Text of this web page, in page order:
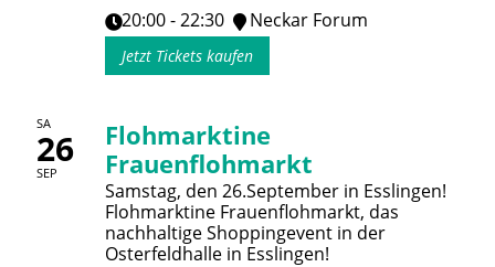
20:00 - 22:30
Neckar Forum
Jetzt Tickets kaufen
SA
26
SEP
Flohmarktine
Frauenflohmarkt
Samstag, den 26.September in Esslingen!
Flohmarktine Frauenflohmarkt, das
nachhaltige Shoppingevent in der
Osterfeldhalle in Esslingen!